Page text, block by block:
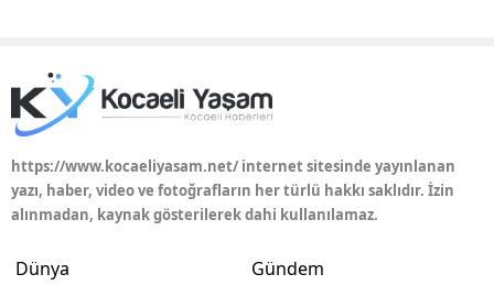
https://www.kocaeliyasam.net/ internet sitesinde yayınlanan
yazı, haber, video ve fotoğrafların her türlü hakkı saklıdır. İzin
alınmadan, kaynak gösterilerek dahi kullanılamaz.
Dünya
Gündem